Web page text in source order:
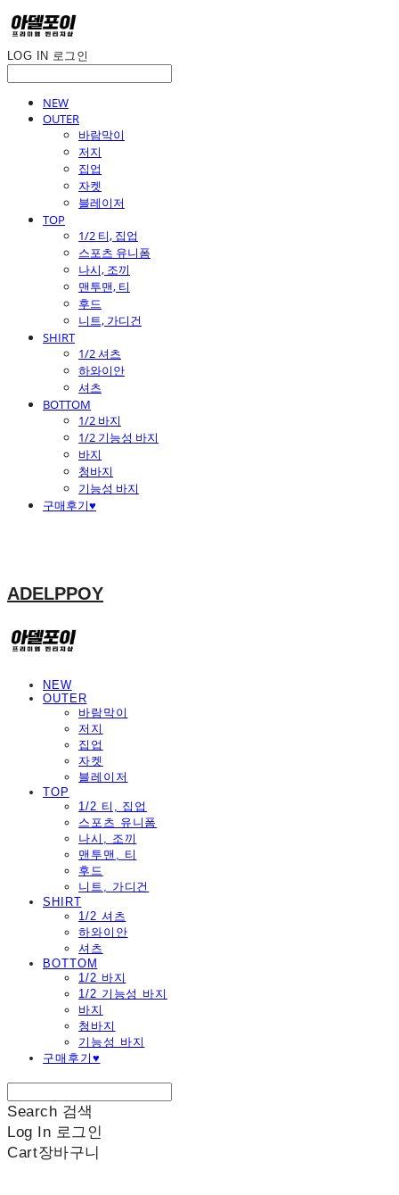
LOG IN 로그인
NEW
OUTER
바람막이
저지
집업
자켓
블레이저
TOP
1/2 티, 집업
스포츠 유니폼
나시, 조끼
맨투맨, 티
후드
니트, 가디건
SHIRT
1/2 셔츠
하와이안
셔츠
BOTTOM
1/2 바지
1/2 기능성 바지
바지
청바지
기능성 바지
구매후기♥
ADELPPOY
NEW
OUTER
바람막이
저지
집업
자켓
블레이저
TOP
1/2 티, 집업
스포츠 유니폼
나시, 조끼
맨투맨, 티
후드
니트, 가디건
SHIRT
1/2 셔츠
하와이안
셔츠
BOTTOM
1/2 바지
1/2 기능성 바지
바지
청바지
기능성 바지
구매후기♥
Search 검색
Log In 로그인
Cart장바구니